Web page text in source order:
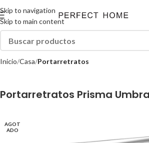
Skip to navigation
Skip to main content
Inicio Casa Portarretratos
Portarretratos Prisma
AGOT
ADO